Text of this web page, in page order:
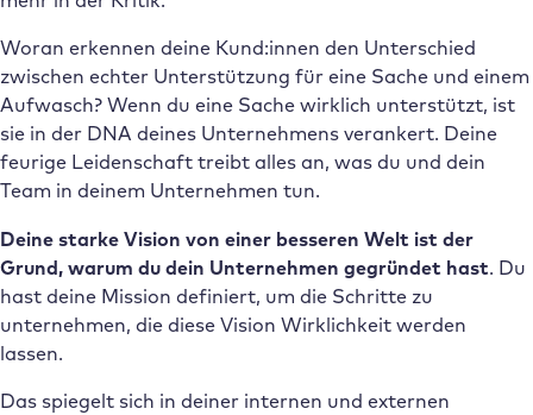
Woran erkennen deine Kund:innen den Unterschied
zwischen echter Unterstützung für eine Sache und einem
Aufwasch? Wenn du eine Sache wirklich unterstützt, ist
sie in der DNA deines Unternehmens verankert. Deine
feurige Leidenschaft treibt alles an, was du und dein
Team in deinem Unternehmen tun.
Deine starke Vision von einer besseren Welt ist der
Grund, warum du dein Unternehmen gegründet hast. Du
hast deine Mission definiert, um die Schritte zu
unternehmen, die diese Vision Wirklichkeit werden
lassen.
Das spiegelt sich in deiner internen und externen